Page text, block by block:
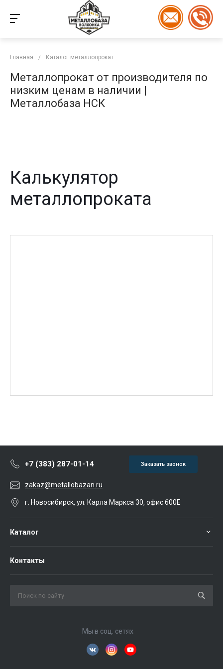
Главная / Каталог металлопрокат
Металлопрокат от производителя по
низким ценам в наличии |
Металлобаза НСК
Калькулятор
металлопроката
+7 (383) 287-01-14 Заказать звонок
zakaz@metallobazan.ru
г. Новосибирск, ул. Карла Маркса 30, офис 600Е
Каталог
Контакты
Мы в соц. сетях